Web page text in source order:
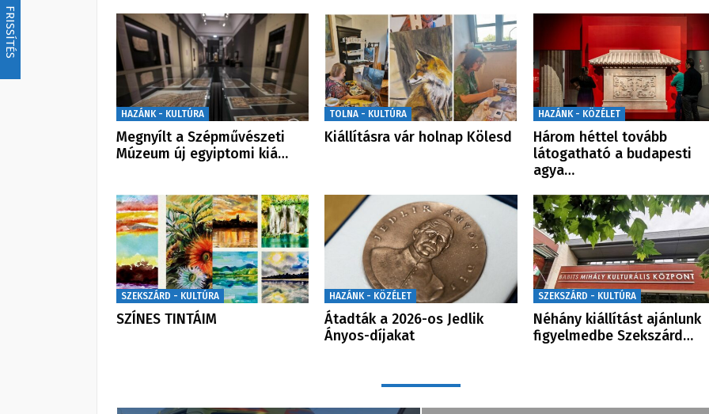
FRISSÍTÉS
HAZÁNK - KULTÚRA
Megnyílt a Szépművészeti
Múzeum új egyiptomi kiá…
TOLNA - KULTÚRA
Kiállításra vár holnap Kölesd
HAZÁNK - KÖZÉLET
Három héttel tovább
látogatható a budapesti
agya…
SZEKSZÁRD - KULTÚRA
SZÍNES TINTÁIM
HAZÁNK - KÖZÉLET
Átadták a 2026-os Jedlik
Ányos-díjakat
SZEKSZÁRD - KULTÚRA
Néhány kiállítást ajánlunk
figyelmedbe Szekszárd…